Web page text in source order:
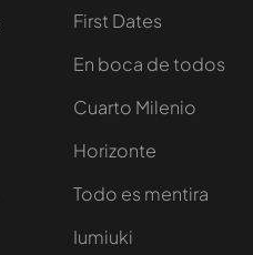
First Dates
En boca de todos
Cuarto Milenio
Horizonte
Todo es mentira
Iumiuki